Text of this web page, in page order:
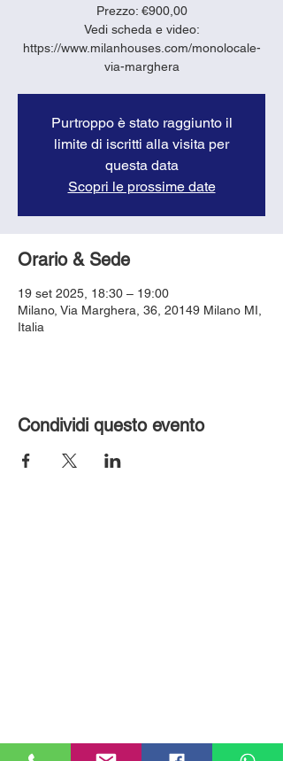
Prezzo: €900,00
Vedi scheda e video:
https://www.milanhouses.com/monolocale-
via-marghera
Purtroppo è stato raggiunto il
limite di iscritti alla visita per
questa data
Scopri le prossime date
Orario & Sede
19 set 2025, 18:30 – 19:00
Milano, Via Marghera, 36, 20149 Milano MI,
Italia
Condividi questo evento